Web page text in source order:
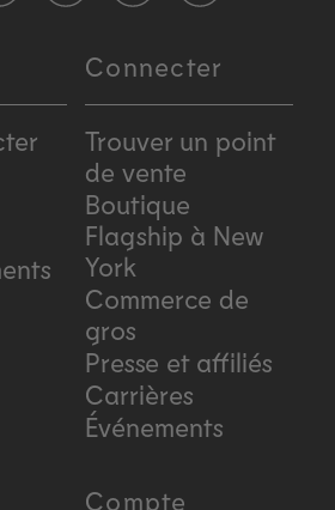
Connecter
Trouver un point
de vente
Boutique
Flagship à New
York
Commerce de
gros
Presse et affiliés
Carrières
Événements
Compte